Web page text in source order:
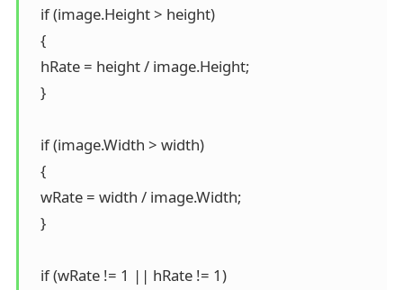
   if (image.Height > height)
   {
   hRate = height / image.Height;
   }
   if (image.Width > width)
   {
   wRate = width / image.Width;
   }
   if (wRate != 1 || hRate != 1)